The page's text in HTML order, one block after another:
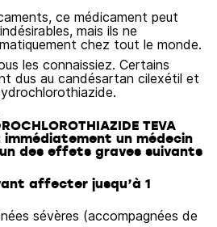
ce médicament peut
mais ils ne
chez tout le monde.
les connaissiez. Certains
dus au candésartan cilexétil et
TEVA
immédiatement un médecin
des effets graves suivants
affecter jusqu’à 1
sévères (accompagnées de